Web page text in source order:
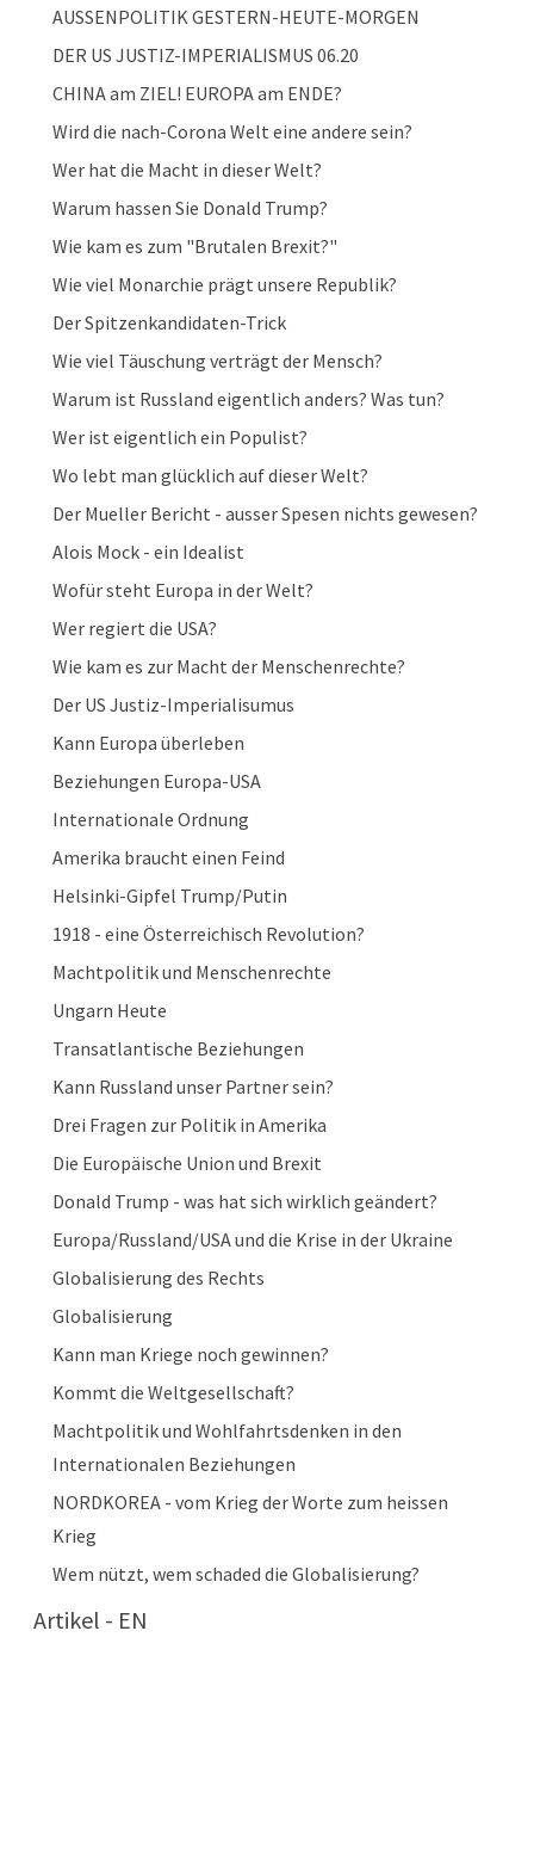
AUSSENPOLITIK GESTERN-HEUTE-MORGEN
DER US JUSTIZ-IMPERIALISMUS 06.20
CHINA am ZIEL! EUROPA am ENDE?
Wird die nach-Corona Welt eine andere sein?
Wer hat die Macht in dieser Welt?
Warum hassen Sie Donald Trump?
Wie kam es zum "Brutalen Brexit?"
Wie viel Monarchie prägt unsere Republik?
Der Spitzenkandidaten-Trick
Wie viel Täuschung verträgt der Mensch?
Warum ist Russland eigentlich anders? Was tun?
Wer ist eigentlich ein Populist?
Wo lebt man glücklich auf dieser Welt?
Der Mueller Bericht - ausser Spesen nichts gewesen?
Alois Mock - ein Idealist
Wofür steht Europa in der Welt?
Wer regiert die USA?
Wie kam es zur Macht der Menschenrechte?
Der US Justiz-Imperialisumus
Kann Europa überleben
Beziehungen Europa-USA
Internationale Ordnung
Amerika braucht einen Feind
Helsinki-Gipfel Trump/Putin
1918 - eine Österreichisch Revolution?
Machtpolitik und Menschenrechte
Ungarn Heute
Transatlantische Beziehungen
Kann Russland unser Partner sein?
Drei Fragen zur Politik in Amerika
Die Europäische Union und Brexit
Donald Trump - was hat sich wirklich geändert?
Europa/Russland/USA und die Krise in der Ukraine
Globalisierung des Rechts
Globalisierung
Kann man Kriege noch gewinnen?
Kommt die Weltgesellschaft?
Machtpolitik und Wohlfahrtsdenken in den
Internationalen Beziehungen
NORDKOREA - vom Krieg der Worte zum heissen
Krieg
Wem nützt, wem schaded die Globalisierung?
Artikel - EN